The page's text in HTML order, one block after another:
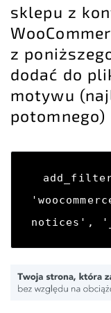
sklepu z
z
dodać do
motywu
potomnego)
notices',